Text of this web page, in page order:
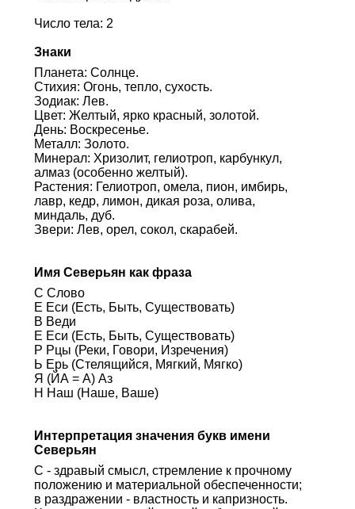
Число тела: 2
Знаки
Планета: Солнце.
Стихия: Огонь, тепло, сухость.
Зодиак: Лев.
Цвет: Желтый, ярко красный, золотой.
День: Воскресенье.
Металл: Золото.
Минерал: Хризолит, гелиотроп, карбункул,
алмаз (особенно желтый).
Растения: Гелиотроп, омела, пион, имбирь,
лавр, кедр, лимон, дикая роза, олива,
миндаль, дуб.
Звери: Лев, орел, сокол, скарабей.
Имя Северьян как фраза
С Слово
Е Еси (Есть, Быть, Существовать)
В Веди
Е Еси (Есть, Быть, Существовать)
Р Рцы (Реки, Говори, Изречения)
Ь Ерь (Стелящийся, Мягкий, Мягко)
Я (ЙА = А) Аз
Н Наш (Наше, Ваше)
Интерпретация значения букв имени
Северьян
С - здравый смысл, стремление к прочному
положению и материальной обеспеченности;
в раздражении - властность и капризность.